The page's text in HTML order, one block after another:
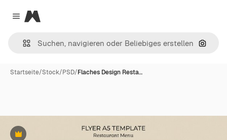
Close menu
Magnific
Nach
Startseite/Stock/PSD/Flaches Design Resta…
Premium